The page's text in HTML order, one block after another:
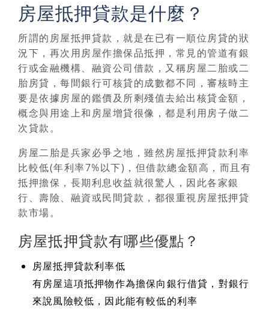
房屋抵押貸款是什麼？
所謂的房屋抵押貸款，就是在已有一順位房貸的狀
況下，再次用房屋作擔保品抵押，常見的管道有銀
行或金融機構、融資公司借款，又稱房屋二胎或二
胎房貸 ，每間銀行可核貸的成數都不同，審核時主
要是依據房屋的鑑價及所剩殘值去給出核貸金額，
概念與用途上和房屋增貸很像，都是利用房子做二
次貸款。
房屋二胎是兵家必爭之地，雖然房屋抵押貸款利率
比較低(年利率7%以下)，但借款總金額高，而且有
抵押擔保，長期利息收益就很驚人，因此各家銀
行、壽險、融資或民間貸款，都很重視房屋抵押貸
款市場。
房屋抵押貸款有哪些優點？
房屋抵押貸款利率低
有房屋這項抵押物作為擔保向銀行借貸，對銀行
來說風險較低，因此能有較低的利率